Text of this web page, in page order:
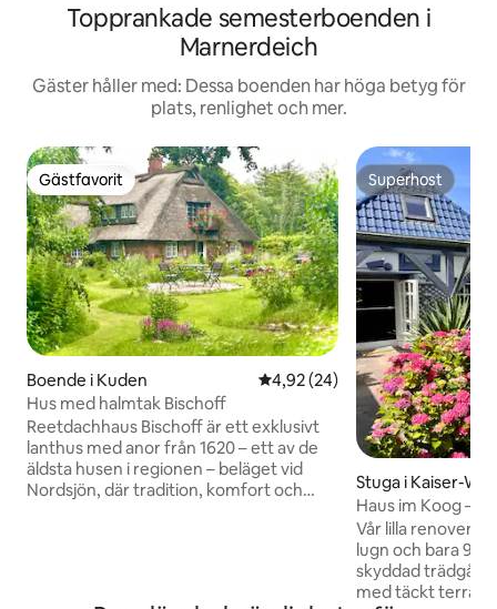
Topprankade semesterboenden i
Marnerdeich
Gäster håller med: Dessa boenden har höga betyg för
plats, renlighet och mer.
Gästfavorit
Gästfavorit
Boende i Kuden 4,92 av 5 i genomsnittligt
4,92 (24)
Hus med halmtak Bischoff
Reetdachhaus Bischoff är ett exklusivt
lanthus med anor från 1620 – ett av de
äldsta husen i regionen – beläget vid
Nordsjön, där tradition, komfort och
Superhost
Superhost
Stuga i Kaiser-
Haus im Koog –
Vår lilla
lugn och bara 900
skyddad
med täckt terrass